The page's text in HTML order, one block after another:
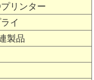
リンター
イ
製品